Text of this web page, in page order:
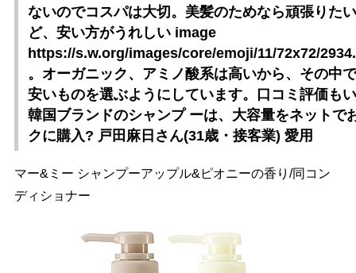
ないのでコスパは大切。美髪のためなら頑張りた
ど、安い方がうれしい image
https://s.w.org/images/core/emoji/11/72x72/
。オーガニック、アミノ酸系は高いから、その中
安いものを選ぶようにしています。口コミ評価も
韓国ブランドのシャンプ ーは、大容量をネットで
クに購入? 戸田麻日さん(31歳・接客業) 愛用
マー&ミー シャンプーアップル&ピオニーの香り/同コン
ディショナー